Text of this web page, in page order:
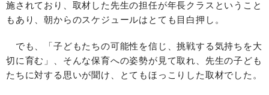
施されており、取材した先生の担任が年長クラスということ
もあり、朝からのスケジュールはとても目白押し。
でも、「子どもたちの可能性を信じ、挑戦する気持ちを大
切に育む」、そんな保育への姿勢が見て取れ、先生の子ども
たちに対する思いが聞け、とてもほっこりした取材でした。